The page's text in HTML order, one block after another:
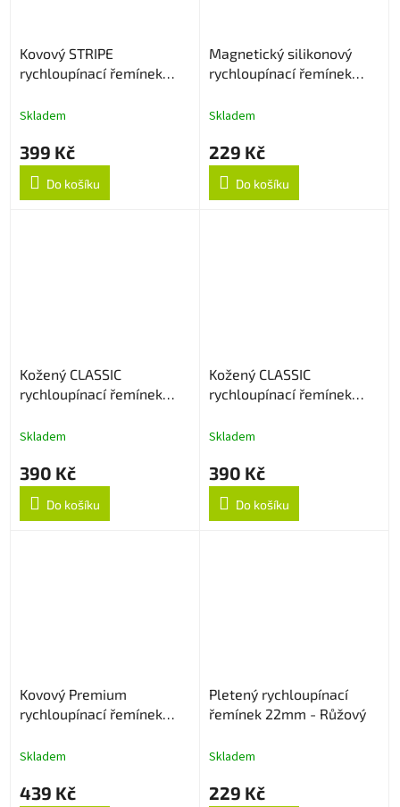
Kovový STRIPE
rychloupínací řemínek
Skladem
399 Kč
Do košíku
Magnetický silikonový
rychloupínací řemínek
Skladem
229 Kč
Do košíku
Kožený CLASSIC
rychloupínací řemínek
Skladem
390 Kč
Do košíku
Kožený CLASSIC
rychloupínací řemínek
Skladem
390 Kč
Do košíku
Kovový Premium
rychloupínací řemínek
Skladem
439 Kč
Pletený rychloupínací
řemínek 22mm - Růžový
Skladem
229 Kč